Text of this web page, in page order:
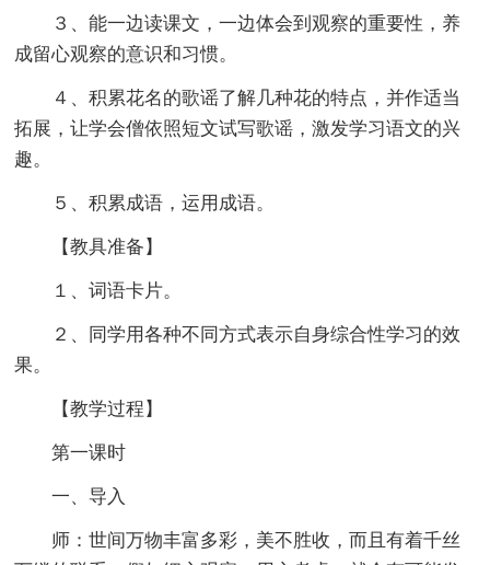
３、能一边读课文，一边体会到观察的重要性，养
成留心观察的意识和习惯。
４、积累花名的歌谣了解几种花的特点，并作适当
拓展，让学会僧依照短文试写歌谣，激发学习语文的兴
趣。
５、积累成语，运用成语。
【教具准备】
１、词语卡片。
２、同学用各种不同方式表示自身综合性学习的效
果。
【教学过程】
第一课时
一、导入
师：世间万物丰富多彩，美不胜收，而且有着千丝